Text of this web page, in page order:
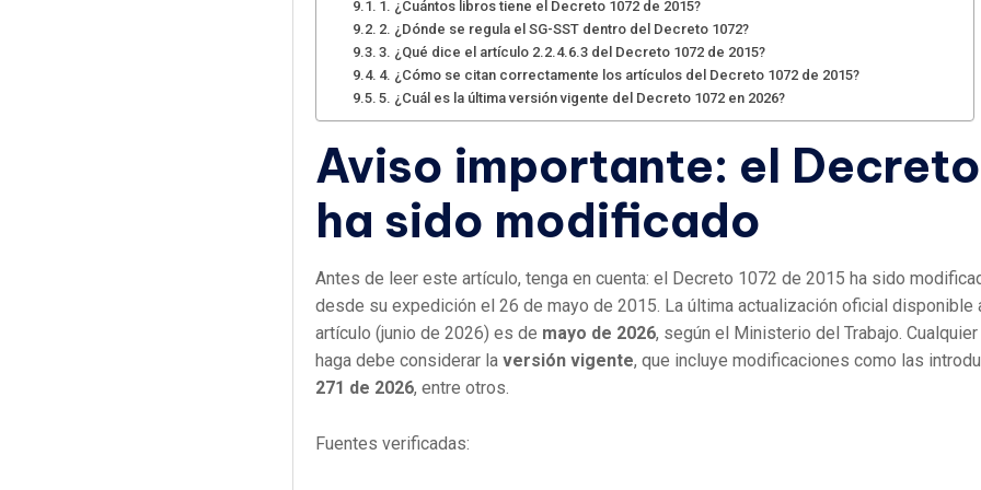
1. ¿Cuántos libros tiene el Decreto 1072 de 2015?
2. ¿Dónde se regula el SG-SST dentro del Decreto 1072?
3. ¿Qué dice el artículo 2.2.4.6.3 del Decreto 1072 de 2015?
4. ¿Cómo se citan correctamente los artículos del Decreto 1072 de 2015?
5. ¿Cuál es la última versión vigente del Decreto 1072 en 2026?
Aviso importante: el
ha sido modificado
Antes de leer este artículo, tenga en cuenta: el Decreto 1072 de 2015 ha sido
desde su expedición el 26 de mayo de 2015. La última actualización oficial disponible
artículo (junio de 2026) es de mayo de 2026, según el Ministerio del Trabajo.
haga debe considerar la versión vigente, que incluye modificaciones como las
271 de 2026, entre otros.
Fuentes verificadas: